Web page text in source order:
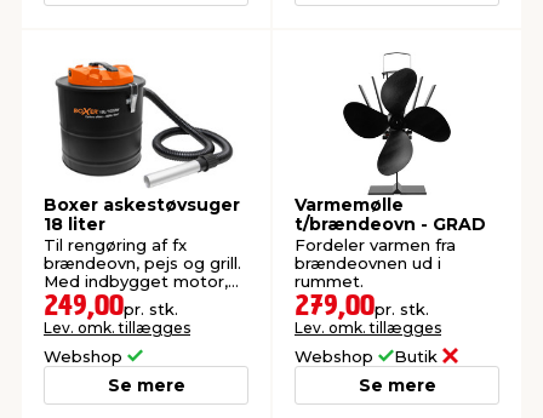
Boxer askestøvsuger
18 liter
Til rengøring af fx
brændeovn, pejs og grill.
Med indbygget motor,
cyklonteknologi og
HEPA-filter.
249,00pr. stk.
Lev. omk. tillægges
Webshop
Se mere
Varmemølle
t/brændeovn - GRAD
Fordeler varmen fra
brændeovnen ud i
rummet.
279,00pr. stk.
Lev. omk. tillægges
Webshop Butik
Se mere